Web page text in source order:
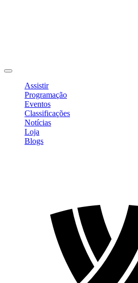
Assistir
Programação
Eventos
Classificações
Notícias
Loja
Blogs